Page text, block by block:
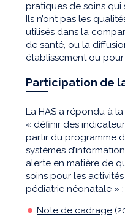
pratiques de soins qui
Ils n’ont pas les
utilisés dans la
de santé, ou la
établissement ou
Participation de
La HAS a répondu à la
« définir des
partir du programme
systèmes
alerte en matière de
soins pour les
pédiatrie néonatale » :
Note de cadrage